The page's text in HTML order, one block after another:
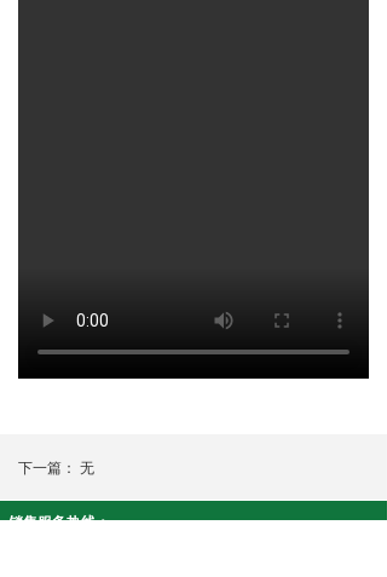
下一篇： 无
销售服务热线：